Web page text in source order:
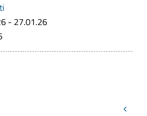
- 27.01.26